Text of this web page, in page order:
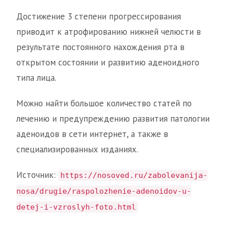
Достижение 3 степени прогрессирования
приводит к атрофированию нижней челюсти в
результате постоянного нахождения рта в
открытом состоянии и развитию аденоидного
типа лица.
Можно найти большое количество статей по
лечению и предупреждению развития патологии
аденоидов в сети интернет, а также в
специализированных изданиях.
Источник:
https://nosoved.ru/zabolevanija-
nosa/drugie/raspolozhenie-adenoidov-u-
detej-i-vzroslyh-foto.html